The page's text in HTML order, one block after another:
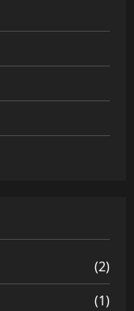
(2)
(1)